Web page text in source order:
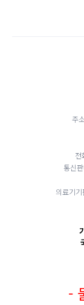
주
전
통신
의료기
-